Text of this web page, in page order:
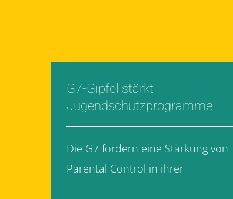
G7-Gipfel stärkt
Jugendschutzprogramme
Die G7 fordern eine Stärkung von
Parental Control in ihrer